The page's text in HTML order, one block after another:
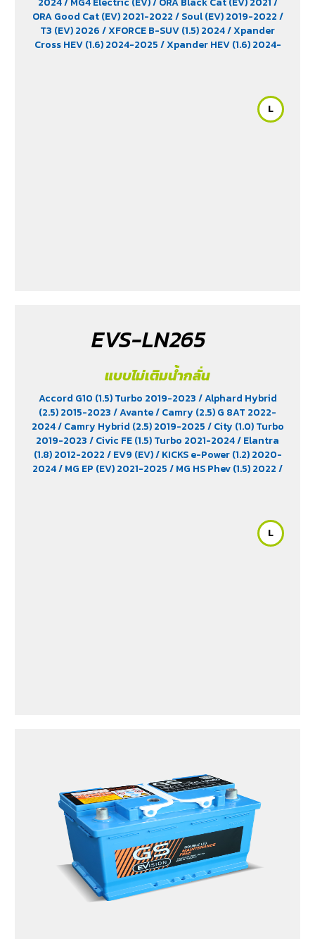
ORA Good Cat (EV) 2021-2022/ Soul (EV) 2019-2022/
T3 (EV) 2026/ XFORCE B-SUV (1.5) 2024/ Xpander
Cross HEV (1.6) 2024-2025/ Xpander HEV (1.6) 2024-
L
EVS-LN265
แบบไม่เติมน้ำกลั่น
Accord G10 (1.5) Turbo 2019-2023/ Alphard Hybrid
(2.5) 2015-2023/ Avante/ Camry (2.5) G 8AT 2022-
2024/ Camry Hybrid (2.5) 2019-2025/ City (1.0) Turbo
2019-2023/ Civic FE (1.5) Turbo 2021-2024/ Elantra
(1.8) 2012-2022/ EV9 (EV)/ KICKS e-Power (1.2) 2020-
2024/ MG EP (EV) 2021-2025/ MG HS Phev (1.5) 2022/
L